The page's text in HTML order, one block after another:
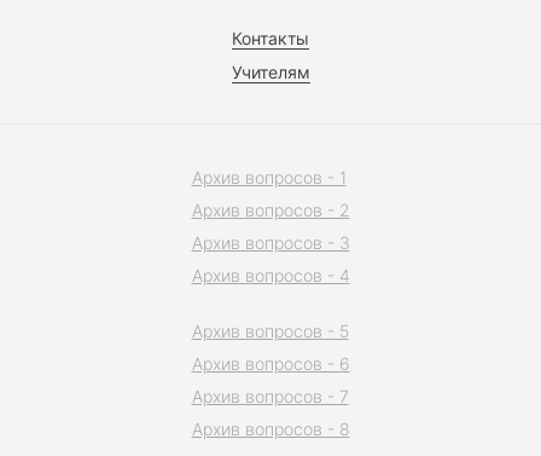
Контакты
Учителям
Архив вопросов - 1
Архив вопросов - 2
Архив вопросов - 3
Архив вопросов - 4
Архив вопросов - 5
Архив вопросов - 6
Архив вопросов - 7
Архив вопросов - 8